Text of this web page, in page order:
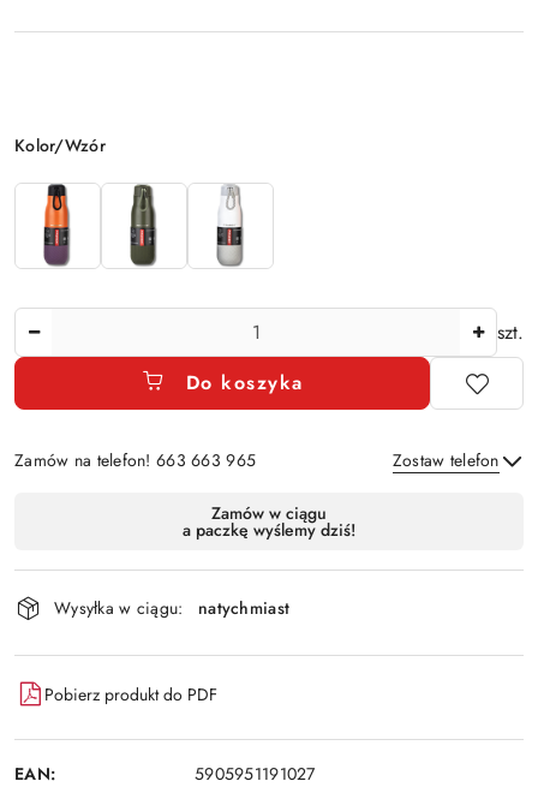
Wariant
Kolor/Wzór
szt.
Do koszyka
Zamów na telefon! 663 663 965 Zostaw telefon
Wyślij
dostawa
Zamów w ciągu
a paczkę wyślemy dziś!
Wysyłka w ciągu: natychmiast
Pobierz produkt do PDF
EAN: 5905951191027